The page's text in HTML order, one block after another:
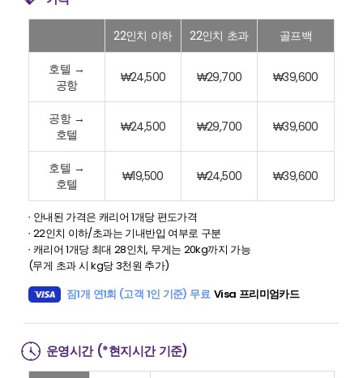
22인치 이하 22인치 초과 골프백
호텔 →
공항
₩24,500 ₩29,700 ₩39,600
공항 →
호텔
₩24,500 ₩29,700 ₩39,600
호텔 →
호텔
₩19,500 ₩24,500 ₩39,600
∙ 안내된 가격은 캐리어 1개당 편도가격
∙ 22인치 이하/초과는 기내반입 여부로 구분
∙ 캐리어 1개당 최대 28인치, 무게는 20kg까지 가능
(무게 초과 시 kg당 3천원 추가)
짐1개 연1회 (고객 1인 기준) 무료 Visa 프리미엄카드
운영시간 (*현지시간 기준)